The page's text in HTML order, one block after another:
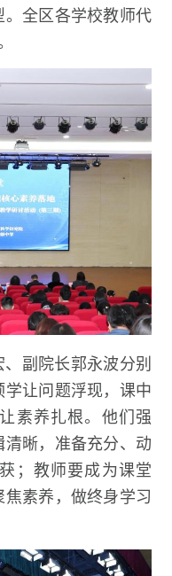
全区各学校教师代
副院长郭永波分别
让问题浮现，课中
素养扎根。他们强
晰，准备充分、动
；教师要成为课堂
素养，做终身学习